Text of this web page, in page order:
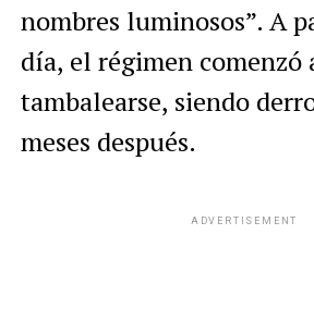
nombres luminosos”. A
día, el régimen comenzó
tambalearse, siendo
meses después.
ADVERTISEMENT